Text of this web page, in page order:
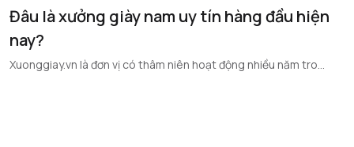
Đâu là xưởng giày nam uy tín hàng đầu hiện
nay?
Xuonggiay.vn là đơn vị có thâm niên hoạt động nhiều năm tro...